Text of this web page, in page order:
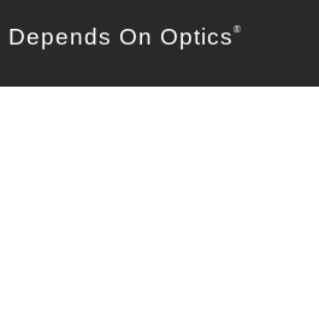
Depends On Optics ®